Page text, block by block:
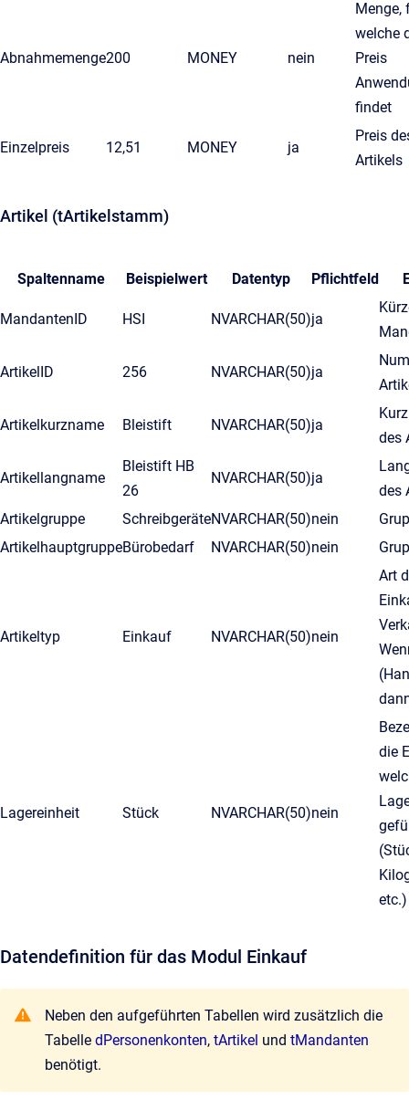
Abnahmemenge200 MONEY nein
Menge,
welche
Preis
findet
Einzelpreis 12,51 MONEY ja
Preis
Artikels
Artikel (tArtikelstamm)
Spaltenname Beispielwert Datentyp Pflichtfeld
MandantenID HSI NVARCHAR(50)ja
ArtikelID 256 NVARCHAR(50)ja
Artikelkurzname Bleistift NVARCHAR(50)ja
des
Artikellangname
Bleistift HB
26
NVARCHAR(50)ja
des
Artikelgruppe
SchreibgeräteNVARCHAR(50)nein
ArtikelhauptgruppeBürobedarf NVARCHAR(50)nein
Artikeltyp Einkauf NVARCHAR(50)nein
Art
Lagereinheit Stück NVARCHAR(50)nein
die
etc.)
Datendefinition für das Modul Einkauf
Neben den aufgeführten Tabellen wird zusätzlich die
Tabelle dPersonenkonten, tArtikel und tMandanten
benötigt.